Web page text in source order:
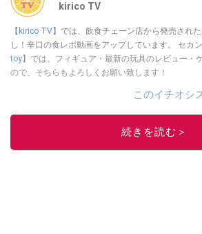
kirico TV
【 kirico TV】では、飲食チェーン店から発売され
し！辛口の食レポ動画をアップしています。 セカ
toy】では、フィギュア・最新の玩具のレビュー・
ので、そちらもよろしくお願い致します！
このイチオシ
続きを読む＞